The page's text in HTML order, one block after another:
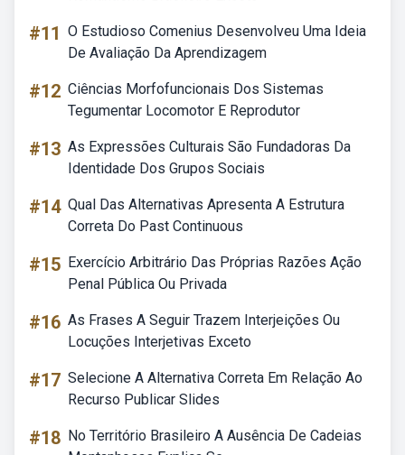
#11 O Estudioso Comenius Desenvolveu Uma Ideia
De Avaliação Da Aprendizagem
#12 Ciências Morfofuncionais Dos Sistemas
Tegumentar Locomotor E Reprodutor
#13 As Expressões Culturais São Fundadoras Da
Identidade Dos Grupos Sociais
#14 Qual Das Alternativas Apresenta A Estrutura
Correta Do Past Continuous
#15 Exercício Arbitrário Das Próprias Razões Ação
Penal Pública Ou Privada
#16 As Frases A Seguir Trazem Interjeições Ou
Locuções Interjetivas Exceto
#17 Selecione A Alternativa Correta Em Relação Ao
Recurso Publicar Slides
#18 No Território Brasileiro A Ausência De Cadeias